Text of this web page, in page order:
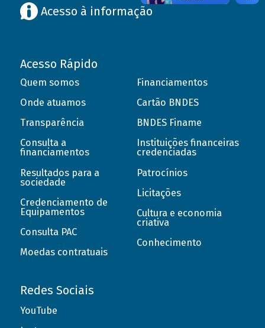
Acesso à informação
Acesso Rápido
Quem somos
Onde atuamos
Transparência
Consulta a
financiamentos
Resultados para a
sociedade
Credenciamento de
Equipamentos
Consulta PAC
Moedas contratuais
Financiamentos
Cartão BNDES
BNDES Finame
Instituições financeiras
credenciadas
Patrocínios
Licitações
Cultura e economia
criativa
Conhecimento
Redes Sociais
YouTube